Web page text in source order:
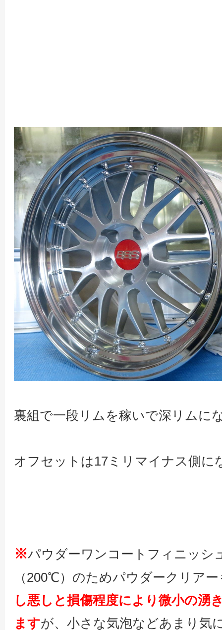
裏組で一段リムを稼いで深リムに
オフセットは17ミリマイナス側に
※パウダーワンコートフィニッシ
（200℃）のためパウダークリア
し悪しと損傷程度により微小の湧
ますが、小さな気泡などあまり気